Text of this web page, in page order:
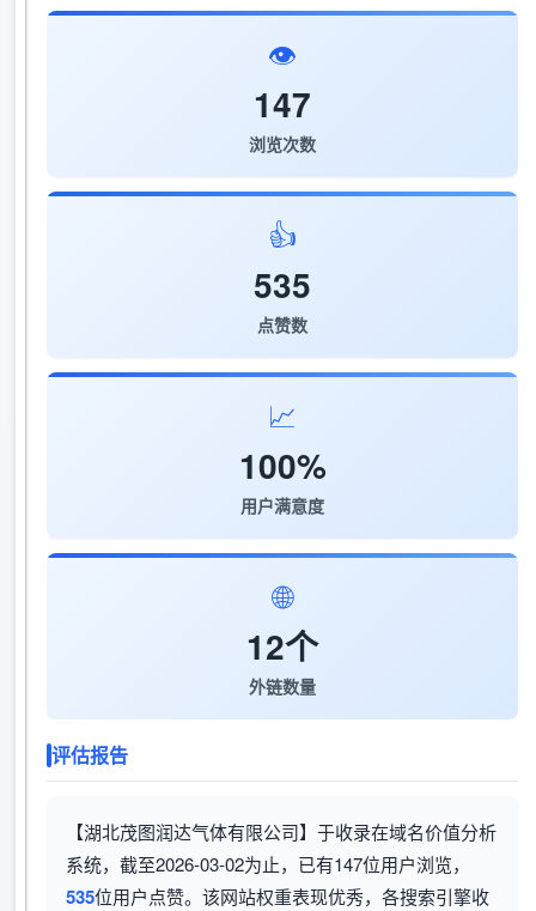
👁️
147
浏览次数
👍
535
点赞数
📈
100%
用户满意度
🌐
12个
外链数量
评估报告
【湖北茂图润达气体有限公司】于收录在域名价值分析
系统，截至2026-03-02为止，已有147位用户浏览，
535位用户点赞。该网站权重表现优秀，各搜索引擎收